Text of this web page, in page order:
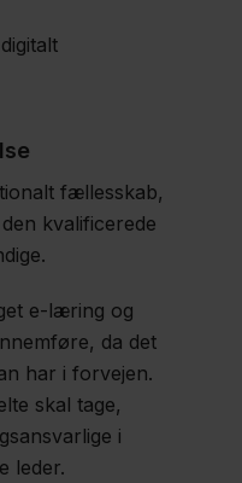
fællesskab,
kvalificerede
e-læring og
da det
har i forvejen.
skal tage,
i
leder.